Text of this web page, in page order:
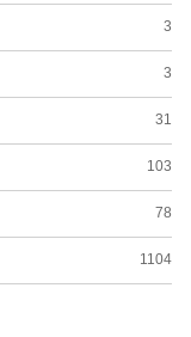
3
3
31
103
78
1104